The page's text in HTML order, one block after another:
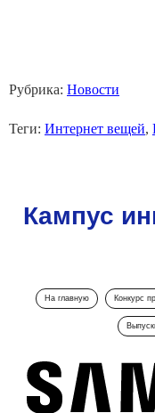
Рубрика: Новости
Теги: Интернет вещей,
Кампус
На главную Конкурс